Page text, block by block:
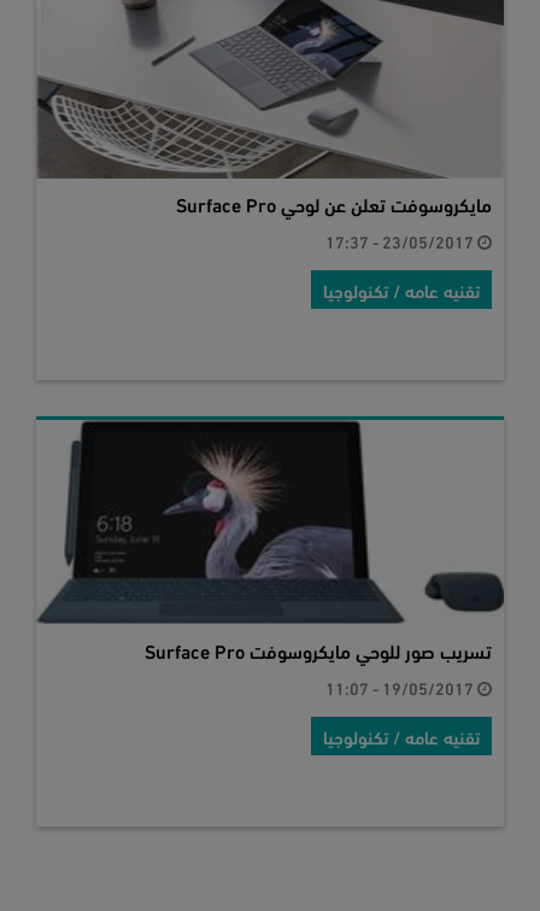
مايكروسوفت تعلن عن لوحي Surface Pro
تقنيه عامه / تكنولوجيا
تسريب صور للوحي مايكروسوفت Surface Pro
تقنيه عامه / تكنولوجيا